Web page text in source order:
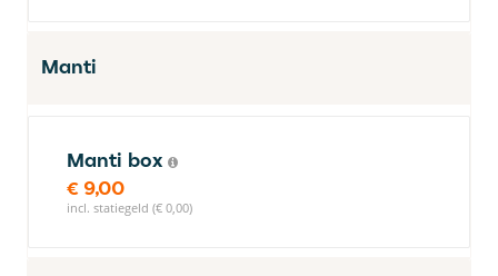
Manti
Manti box
€ 9,00
incl. statiegeld (€ 0,00)